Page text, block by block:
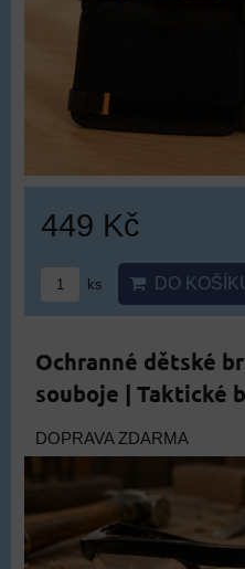
449 Kč
ks DO
Ochranné dětské
souboje | Taktické
DOPRAVA ZDARMA